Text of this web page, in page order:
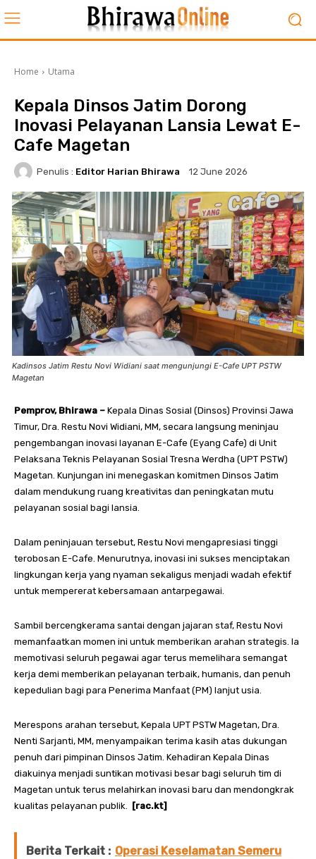
Home Utama
Kepala Dinsos Jatim Dorong
Inovasi Pelayanan Lansia Lewat E-
Cafe Magetan
Penulis : Editor Harian Bhirawa 12 June 2026
Kadinsos Jatim Restu Novi Widiani saat mengunjungi E-Cafe UPT PSTW
Magetan
Pemprov, Bhirawa – Kepala Dinas Sosial (Dinsos) Provinsi Jawa
Timur, Dra. Restu Novi Widiani, MM, secara langsung meninjau
pengembangan inovasi layanan E-Cafe (Eyang Cafe) di Unit
Pelaksana Teknis Pelayanan Sosial Tresna Werdha (UPT PSTW)
Magetan. Kunjungan ini menegaskan komitmen Dinsos Jatim
dalam mendukung ruang kreativitas dan peningkatan mutu
pelayanan sosial bagi lansia.
Dalam peninjauan tersebut, Restu Novi mengapresiasi tinggi
terobosan E-Cafe. Menurutnya, inovasi ini sukses menciptakan
lingkungan kerja yang nyaman sekaligus menjadi wadah efektif
untuk mempererat kebersamaan antarpegawai.
Sambil bercengkerama santai dengan jajaran staf, Restu Novi
memanfaatkan momen ini untuk memberikan arahan strategis. Ia
memotivasi seluruh pegawai agar terus memelihara semangat
kerja demi memberikan pelayanan terbaik, humanis, dan penuh
kepedulian bagi para Penerima Manfaat (PM) lanjut usia.
Merespons arahan tersebut, Kepala UPT PSTW Magetan, Dra.
Nenti Sarjanti, MM, menyampaikan terima kasih atas dukungan
penuh dari pimpinan Dinsos Jatim. Kehadiran Kepala Dinas
diakuinya menjadi suntikan motivasi besar bagi seluruh tim di
Magetan untuk terus melahirkan inovasi baru dan mendongkrak
kualitas pelayanan publik.
[rac.kt]
Berita Terkait : Operasi Keselamatan Semeru